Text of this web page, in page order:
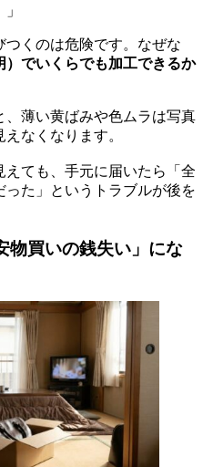
つくのは危険です。なぜな
でいくらでも加工できるか
薄い黄ばみや色ムラは写真
なくなります。
ても、手元に届いたら「全
た」というトラブルが後を
物買いの銭失い」にな